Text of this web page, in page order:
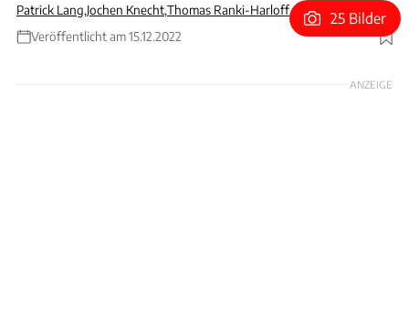
Patrick Lang,Jochen Knecht,Thomas Ranki-Harloff
Veröffentlicht am 15.12.2022
Foto: Nationale Leitstelle Ladeinfrastruktur
25 Bilder
ANZEIGE